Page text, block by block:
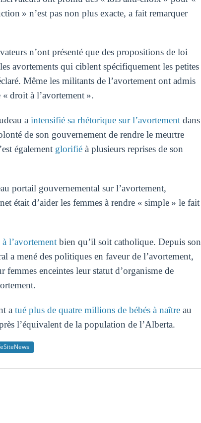
» n’est pas non plus exacte, a fait remarquer
n’ont présenté que des propositions de loi
avortements qui ciblent spécifiquement les petites
Même les militants de l’avortement ont admis
droit à l’avortement ».
a intensifié sa rhétorique sur l’avortementdans
de son gouvernement de rendre le meurtre
également glorifiéà plusieurs reprises de son
portail gouvernemental sur l’avortement,
était d’aider les femmes à rendre « simple » le fait
l’avortementbien qu’il soit catholique. Depuis son
a mené des politiques en faveur de l’avortement,
femmes enceintes leur statut d’organisme de
a tué plus de quatre millions de bébés à naîtreau
l’équivalent de la population de l’Alberta.